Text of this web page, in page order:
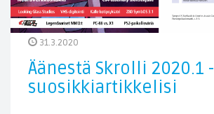
31.3.2020
Äänestä Skrolli 2020.1 -
suosikkiartikkelisi